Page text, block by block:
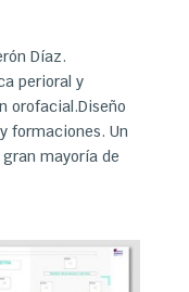
Díaz.
perioral y
orofacial.Diseño
formaciones. Un
mayoría de